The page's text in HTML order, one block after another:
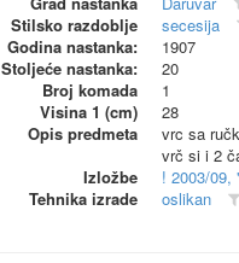
Stilsko razdoblje
secesija
Godina nastanka:
1907
Stoljeće nastanka:
20
Broj komada
1
Visina 1 (cm)
28
Opis predmeta
vrc sa
vrč si i 2
Izložbe
! 2003/09,
Tehnika izrade
oslikan